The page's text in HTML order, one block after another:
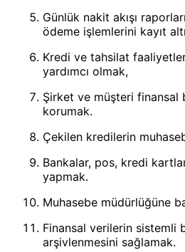
Günlük nakit akışı
ödeme işlemlerini kayıt
Kredi ve tahsilat
yardımcı olmak,
Şirket ve müşteri finansal
korumak.
Çekilen kredilerin
Bankalar, pos, kredi
yapmak.
Muhasebe müdürlüğüne
Finansal verilerin sistemli
arşivlenmesini sağlamak.